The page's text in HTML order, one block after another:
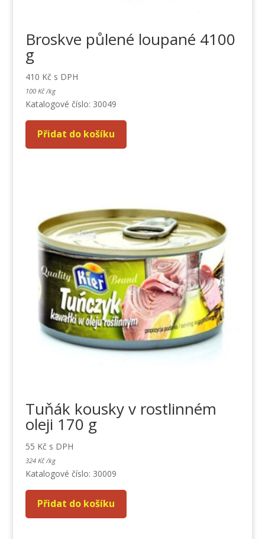
Broskve půlené loupané 4100
g
410 Kč s DPH
100 Kč /kg
Katalogové číslo: 30049
Přidat do košíku
Tuňák kousky v rostlinném
oleji 170 g
55 Kč s DPH
324 Kč /kg
Katalogové číslo: 30009
Přidat do košíku